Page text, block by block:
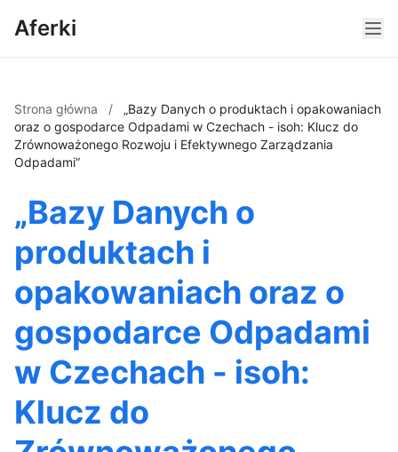
Aferki
Strona główna /
„Bazy Danych o produktach i opakowaniach
oraz o gospodarce Odpadami w Czechach - isoh: Klucz do
Zrównoważonego Rozwoju i Efektywnego Zarządzania
Odpadami”
„Bazy Danych o
produktach i
opakowaniach oraz o
gospodarce Odpadami
w Czechach - isoh:
Klucz do